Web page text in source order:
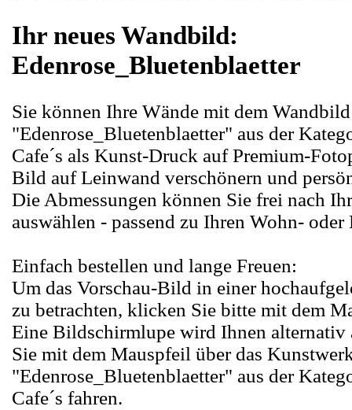
Ihr neues Wandbild:
Edenrose_Bluetenblaetter
Sie können Ihre Wände mit dem Wandbild
"Edenrose_Bluetenblaetter" aus der
Cafe´s als Kunst-Druck auf Premium-
Bild auf Leinwand verschönern und
Die Abmessungen können Sie frei nach
auswählen - passend zu Ihren Wohn- oder
Einfach bestellen und lange Freuen:
Um das Vorschau-Bild in einer
zu betrachten, klicken Sie bitte mit dem
Eine Bildschirmlupe wird Ihnen alternativ
Sie mit dem Mauspfeil über das
"Edenrose_Bluetenblaetter" aus der
Cafe´s fahren.